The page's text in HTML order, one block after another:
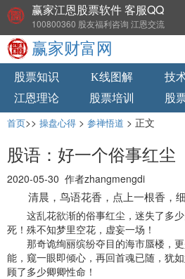
赢家江恩股票软件 客服QQ
100800360 股友福利咨询 江恩交流
赢家财富网
股票知识 K线图解 技
江恩理论
股票培训 股
首页>> 操盘心得 > 参禅悟道 > 正文
股语：好一个俗事红尘
2020-05-30 作者zhangmengdi
清晨，鸟语花香，点上一根香，细
这乱花欲渐的俗事红尘，迷失了多少
死！殊不知梦里空花，虚妄一场！
那奇诡绚丽缤纷夺目的海市蜃楼，更
能，窥一眼即倾心，再回首魂已随，犹
顾了多少卿卿性命！